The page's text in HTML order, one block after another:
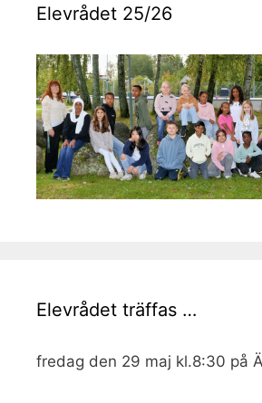
Elevrådet 25/26
Elevrådet träffas …
fredag den 29 maj kl.8:30 på